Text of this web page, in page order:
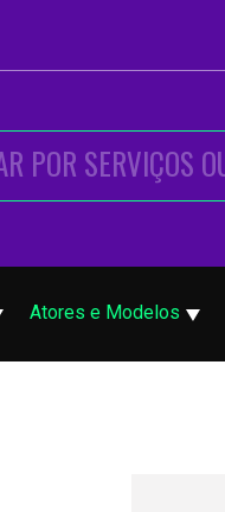
Atores e Modelos